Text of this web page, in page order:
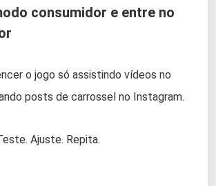
consumidor e entre no
o jogo só assistindo vídeos no
posts de carrossel no Instagram.
Ajuste. Repita.